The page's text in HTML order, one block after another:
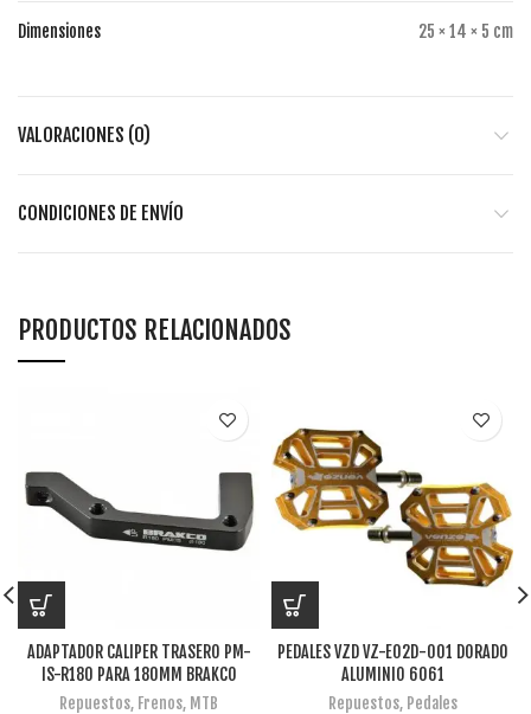
Dimensiones 25 × 14 × 5 cm
VALORACIONES (0)
CONDICIONES DE ENVÍO
PRODUCTOS RELACIONADOS
ADAPTADOR CALIPER TRASERO PM-
IS-R180 PARA 180MM BRAKCO
Repuestos, Frenos, MTB
PEDALES VZD VZ-E02D-001 DORADO
ALUMINIO 6061
Repuestos, Pedales